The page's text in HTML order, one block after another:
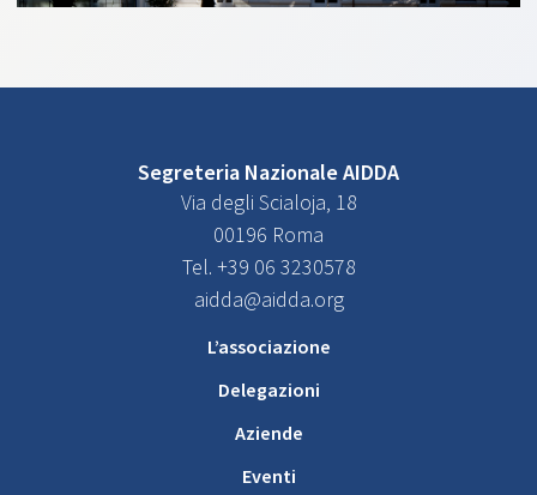
Segreteria Nazionale AIDDA
Via degli Scialoja, 18
00196 Roma
Tel. +39 06 3230578
aidda@aidda.org
L’associazione
Delegazioni
Aziende
Eventi